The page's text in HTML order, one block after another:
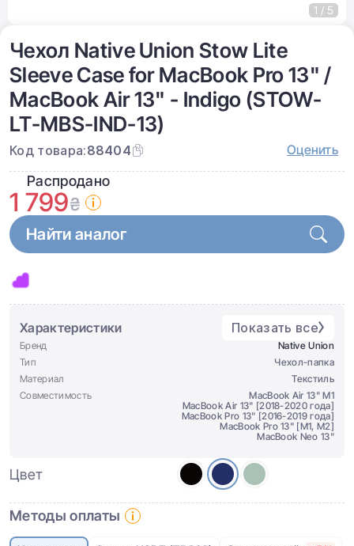
Чехол Native Union Stow Lite
Sleeve Case for MacBook Pro 13" /
MacBook Air 13" - Indigo (STOW-
LT-MBS-IND-13)
Код товара:88404 Оценить
Распродано
1 799₴
Найти аналог
Характеристики Показать все
Бренд
Native Union
Тип
Чехол-папка
Материал
Текстиль
Совместимость
MacBook Air 13" M1
MacBook Air 13" [2018-2020 года]
MacBook Pro 13" [2016-2019 года]
MacBook Pro 13" [M1, M2]
MacBook Neo 13"
Цвет
Методы оплаты
1 / 5